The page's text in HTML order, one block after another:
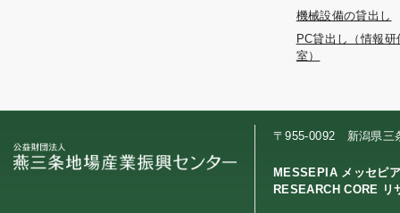
機械設備の貸出し
PC貸出し（情報研
室）
〒955-0092 新潟県三
MESSEPIA メッセピ
RESEARCH CORE リ